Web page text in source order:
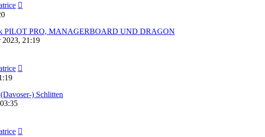
PILOT PRO, MANAGERBOARD UND DRAGON
2023, 21:19
) Schlitten